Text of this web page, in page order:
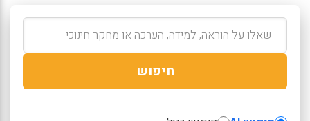
חיפוש